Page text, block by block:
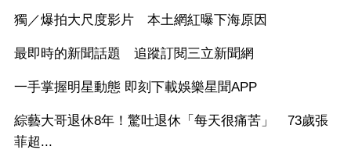
獨／爆拍大尺度影片 本土網紅曝下海原因
最即時的新聞話題 追蹤訂閱三立新聞網
一手掌握明星動態 即刻下載娛樂星聞APP
綜藝大哥退休8年！驚吐退休「每天很痛苦」 73歲張
菲超...